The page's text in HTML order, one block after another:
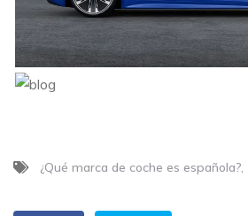
¿Qué marca de coche es española?